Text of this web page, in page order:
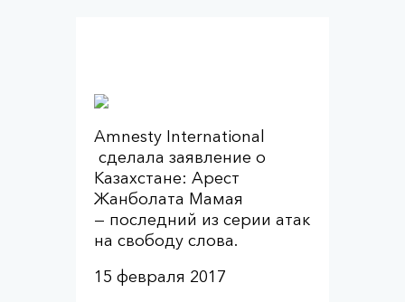
Amnesty International
сделала заявление о
Казахстане: Арест
Жанболата Мамая
— последний из серии атак
на свободу слова.
15 февраля 2017